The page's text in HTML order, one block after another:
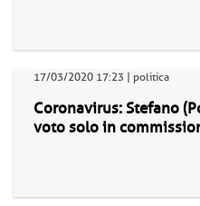
17/03/2020 17:23 | politica
Coronavirus: Stefano
voto solo in